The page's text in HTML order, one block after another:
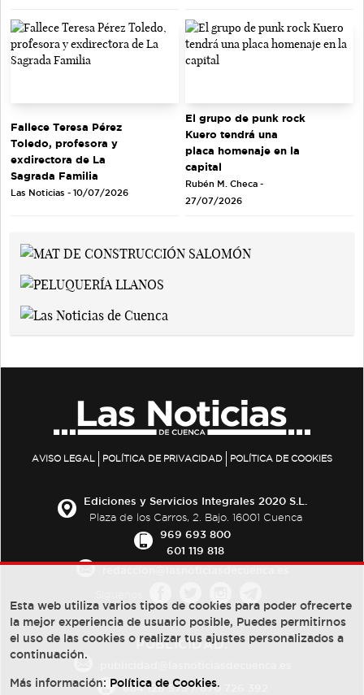
Fallece Teresa Pérez
Toledo, profesora y
exdirectora de La
Sagrada Familia
Las Noticias - 10/07/2026
El grupo de punk rock
Kuero tendrá una
placa homenaje en la
capital
Rubén M. Checa -
27/07/2026
AVISO LEGAL POLÍTICA DE PRIVACIDAD POLÍTICA DE COOKIES
Ediciones y Servicios Integrales 2020 S.L.
Plaza de los Carros, 2. Bajo. 16001 Cuenca
969 693 800
601 119 818
PUBLICIDAD:
684 126 573/670 726 392
Esta web utiliza varios tipos de cookies para poder ofrecerte
la mejor experiencia de usuario posible, Puedes permitirnos
el uso de las cookies o realizar tus ajustes personalizados a
continuación.
Más información: Política de Cookies.